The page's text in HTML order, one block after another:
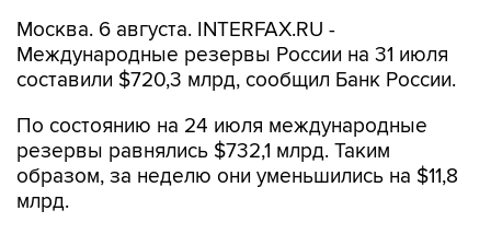
Москва. 6 августа. INTERFAX.RU -
Международные резервы России на 31 июля
составили $720,3 млрд, сообщил Банк России.
По состоянию на 24 июля международные
резервы равнялись $732,1 млрд. Таким
образом, за неделю они уменьшились на $11,8
млрд.